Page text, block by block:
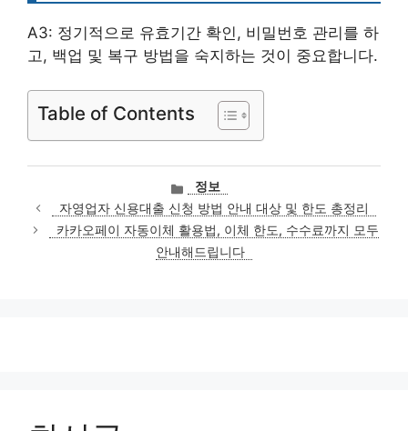
A3: 정기적으로 유효기간 확인, 비밀번호 관리를 하
고, 백업 및 복구 방법을 숙지하는 것이 중요합니다.
Table of Contents
카
테
고
리
정보
자영업자 신용대출 신청 방법 안내 대상 및 한도 총정리
카카오페이 자동이체 활용법, 이체 한도, 수수료까지 모두
안내해드립니다